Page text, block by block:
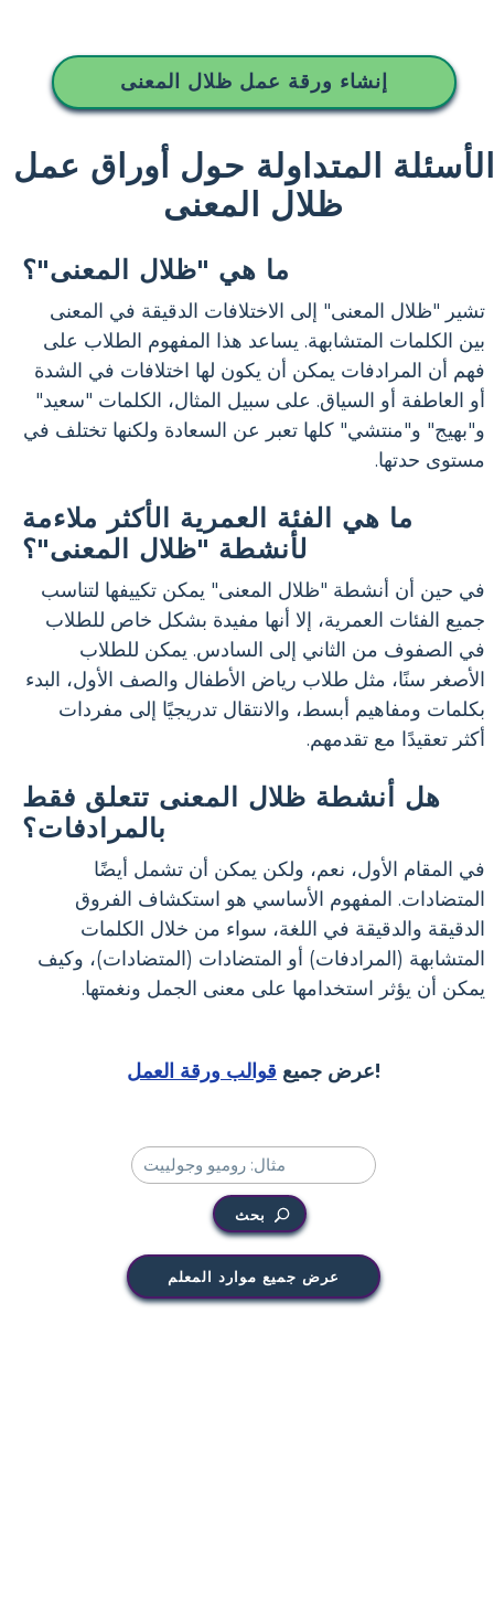
إنشاء ورقة عمل ظلال المعنى
الأسئلة المتداولة حول أوراق عمل
ظلال المعنى
ما هي "ظلال المعنى"؟
تشير "ظلال المعنى" إلى الاختلافات الدقيقة في المعنى
بين الكلمات المتشابهة. يساعد هذا المفهوم الطلاب على
فهم أن المرادفات يمكن أن يكون لها اختلافات في الشدة
أو العاطفة أو السياق. على سبيل المثال، الكلمات "سعيد"
و"بهيج" و"منتشي" كلها تعبر عن السعادة ولكنها تختلف في
مستوى حدتها.
ما هي الفئة العمرية الأكثر ملاءمة
لأنشطة "ظلال المعنى"؟
في حين أن أنشطة "ظلال المعنى" يمكن تكييفها لتناسب
جميع الفئات العمرية، إلا أنها مفيدة بشكل خاص للطلاب
في الصفوف من الثاني إلى السادس. يمكن للطلاب
الأصغر سنًا، مثل طلاب رياض الأطفال والصف الأول، البدء
بكلمات ومفاهيم أبسط، والانتقال تدريجيًا إلى مفردات
أكثر تعقيدًا مع تقدمهم.
هل أنشطة ظلال المعنى تتعلق فقط
بالمرادفات؟
في المقام الأول، نعم، ولكن يمكن أن تشمل أيضًا
المتضادات. المفهوم الأساسي هو استكشاف الفروق
الدقيقة والدقيقة في اللغة، سواء من خلال الكلمات
المتشابهة (المرادفات) أو المتضادات (المتضادات)، وكيف
يمكن أن يؤثر استخدامها على معنى الجمل ونغمتها.
عرض جميع قوالب ورقة العمل !
بحث
عرض جميع موارد المعلم